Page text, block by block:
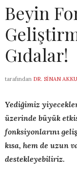
Beyin
Gıdalar!
tarafından DR. SINAN
Yediğimiz
üzerinde büyük
fonksiyonlarını
kısa, hem de uzun
destekleyebiliriz.